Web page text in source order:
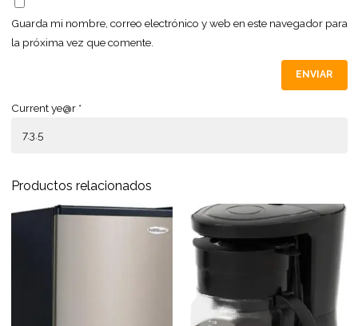
Guarda mi nombre, correo electrónico y web en este navegador para
la próxima vez que comente.
Current ye@r *
Productos relacionados